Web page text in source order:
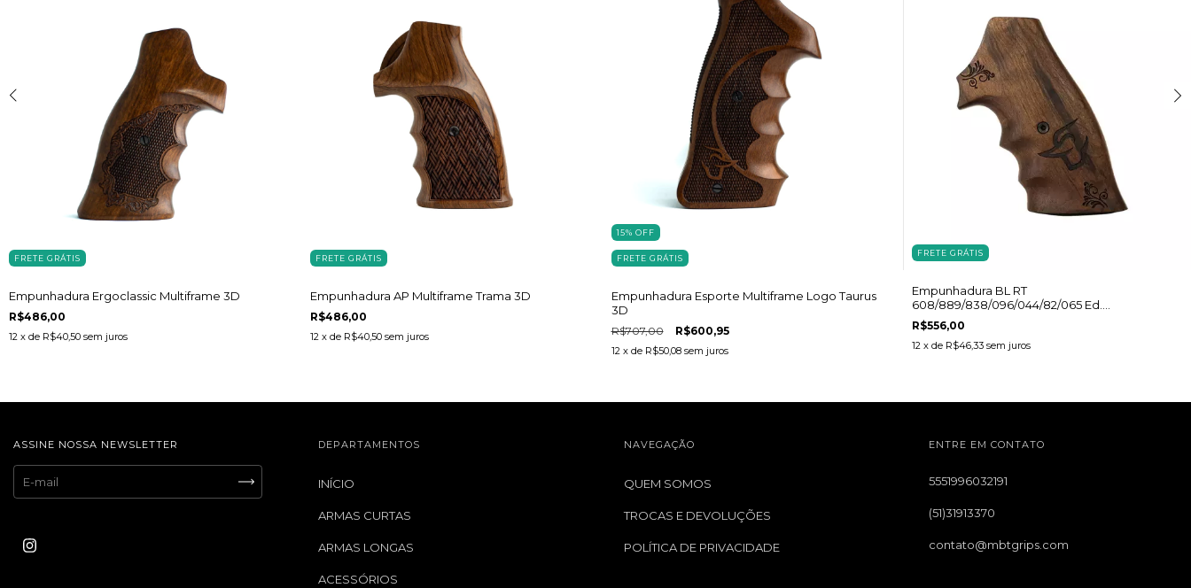
FRETE GRÁTIS
Empunhadura Ergoclassic Multiframe 3D
R$486,00
12 x de R$40,50 sem juros
FRETE GRÁTIS
Empunhadura AP Multiframe Trama 3D
R$486,00
12 x de R$40,50 sem juros
15% OFF
FRETE GRÁTIS
Empunhadura Esporte Multiframe Logo Taurus
3D
R$707,00 R$600,95
12 x de R$50,08 sem juros
FRETE GRÁTIS
Empunhadura BL RT
608/889/838/096/044/82/065 Ed.
Comemorativa Logo Taurus
R$556,00
12 x de R$46,33 sem juros
ASSINE NOSSA NEWSLETTER DEPARTAMENTOS
INÍCIO
ARMAS CURTAS
ARMAS LONGAS
ACESSÓRIOS
NAVEGAÇÃO
QUEM SOMOS
TROCAS E DEVOLUÇÕES
POLÍTICA DE PRIVACIDADE
ENTRE EM CONTATO
5551996032191
(51)31913370
contato@mbtgrips.com